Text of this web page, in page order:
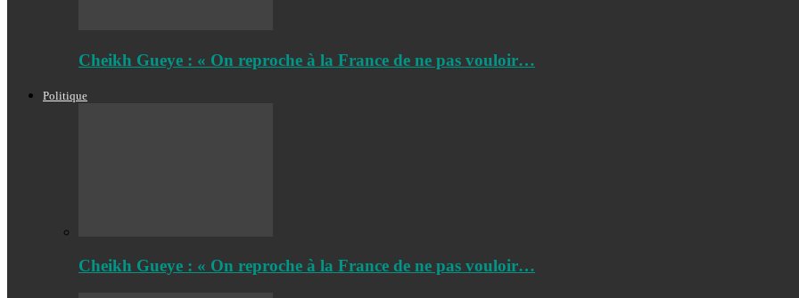
Cheikh Gueye : « On reproche à la France de ne pas vouloir…
Politique
Cheikh Gueye : « On reproche à la France de ne pas vouloir…